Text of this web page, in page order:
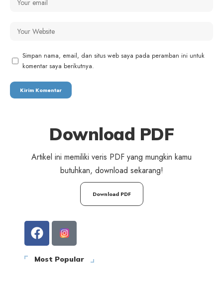
Simpan nama, email, dan situs web saya pada peramban ini untuk
komentar saya berikutnya.
Download PDF
Artikel ini memiliki veris PDF yang mungkin kamu
butuhkan, download sekarang!
Download PDF
Most Popular